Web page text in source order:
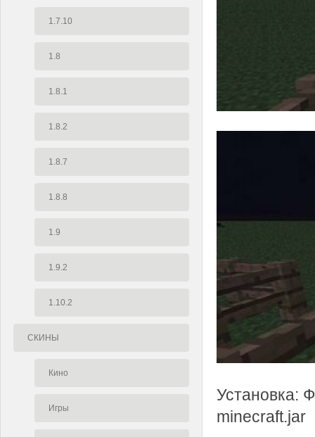
1.7.10
1.8
1.8.1
1.8.2
1.8.7
1.8.8
1.9
1.9.2
1.10.2
СКИНЫ
Кино
Игры
Установка:
minecraft.jar